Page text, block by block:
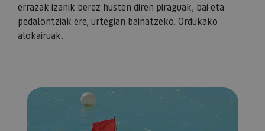
errazak izanik berez husten diren piraguak, bai eta
pedalontziak ere, urtegian bainatzeko. Ordukako
alokairuak.